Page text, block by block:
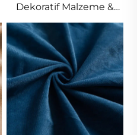
Dekoratif Malzeme &